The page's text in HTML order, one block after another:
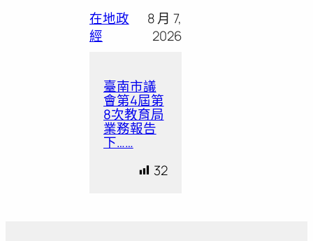
在地政
經
8 月 7,
2026
臺南市議
會第4屆第
8次教育局
業務報告
下……
32